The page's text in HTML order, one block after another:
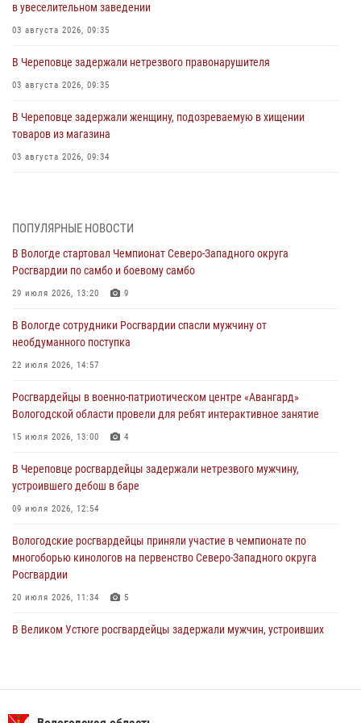
в увеселительном заведении
03 августа 2026, 09:35
В Череповце задержали нетрезвого правонарушителя
03 августа 2026, 09:35
В Череповце задержали женщину, подозреваемую в хищении
товаров из магазина
03 августа 2026, 09:34
самбо
ЗА МИНУВШУЮ НЕДЕЛЮ СОТРУДНИКАМИ ВНЕВЕДОМСТВЕННОЙ
ОХРАНЫ РОСГВАРДИИ В ВОЛОГОДСКОЙ ОБЛАСТИ ЗАДЕРЖАНО 23
02 августа 2026, 10:37
Росгвардейцы в г. Соколе задержали несовершеннолетнего
31 июля 2026, 06:43
В Вологде стартовал Чемпионат Северо-Западного округа
29 июля 2026, 13:20
ПОПУЛЯРНЫЕ НОВОСТИ
В Вологде стартовал Чемпионат Северо-Западного округа
Росгвардии по самбо и боевому самбо
29 июля 2026, 13:20 9
В Вологде сотрудники Росгвардии спасли мужчину от
необдуманного поступка
22 июля 2026, 14:57
Росгвардейцы в военно-патриотическом центре «Авангард»
Вологодской области провели для ребят интерактивное занятие
15 июля 2026, 13:00 4
В Череповце росгвардейцы задержали нетрезвого мужчину,
устроившего дебош в баре
09 июля 2026, 12:54
Вологодские росгвардейцы приняли участие в чемпионате по
многоборью кинологов на первенство Северо-Западного округа
Росгвардии
20 июля 2026, 11:34 5
В Великом Устюге росгвардейцы задержали мужчин, устроивших
задержали сотрудники вневедомственной охраны Росгвардии за